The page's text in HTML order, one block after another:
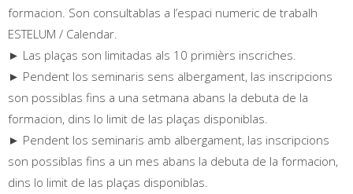
formacion. Son consultablas a l’espaci numeric de trabalh
ESTELUM / Calendar.
► Las plaças son limitadas als 10 primièrs inscriches.
► Pendent los seminaris sens albergament, las inscripcions
son possiblas fins a una setmana abans la debuta de la
formacion, dins lo limit de las plaças disponiblas.
► Pendent los seminaris amb albergament, las inscripcions
son possiblas fins a un mes abans la debuta de la formacion,
dins lo limit de las plaças disponiblas.